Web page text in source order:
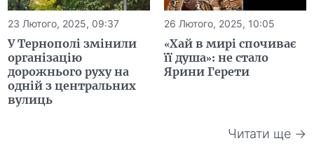
23 Лютого, 2025, 09:37
У Тернополі змінили
організацію
дорожнього руху на
одній з центральних
вулиць
26 Лютого, 2025, 10:05
«Хай в мирі спочиває
її душа»: не стало
Ярини Герети
Читати ще →